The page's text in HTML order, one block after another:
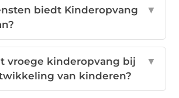
biedt Kinderopvang
▼
vroege kinderopvang bij
van kinderen?
▼